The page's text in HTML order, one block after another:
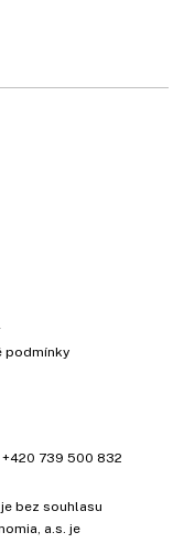
podmínky
+420 739 500 832
bez souhlasu
a.s. je